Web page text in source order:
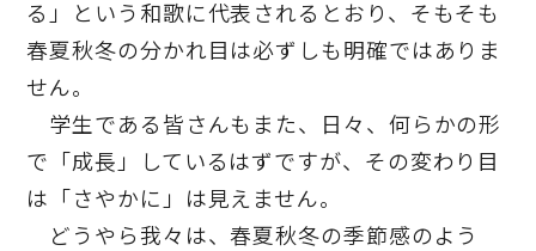
る」という和歌に代表されるとおり、そもそも
春夏秋冬の分かれ目は必ずしも明確ではありま
せん。
学生である皆さんもまた、日々、何らかの形
で「成長」しているはずですが、その変わり目
は「さやかに」は見えません。
どうやら我々は、春夏秋冬の季節感のよう